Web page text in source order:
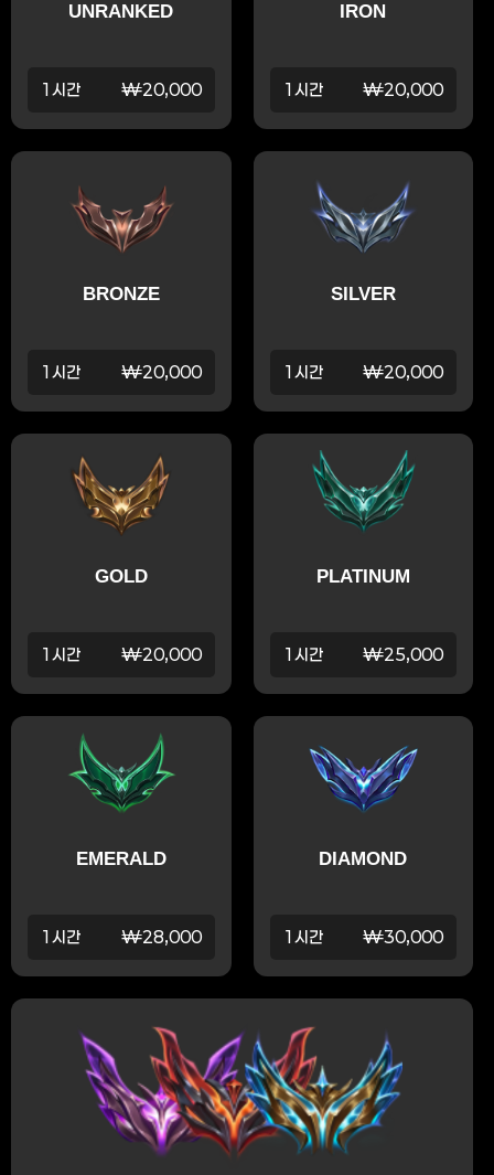
UNRANKED
1시간 ₩20,000
IRON
1시간 ₩20,000
BRONZE
1시간 ₩20,000
SILVER
1시간 ₩20,000
GOLD
1시간 ₩20,000
PLATINUM
1시간 ₩25,000
EMERALD
1시간 ₩28,000
DIAMOND
1시간 ₩30,000